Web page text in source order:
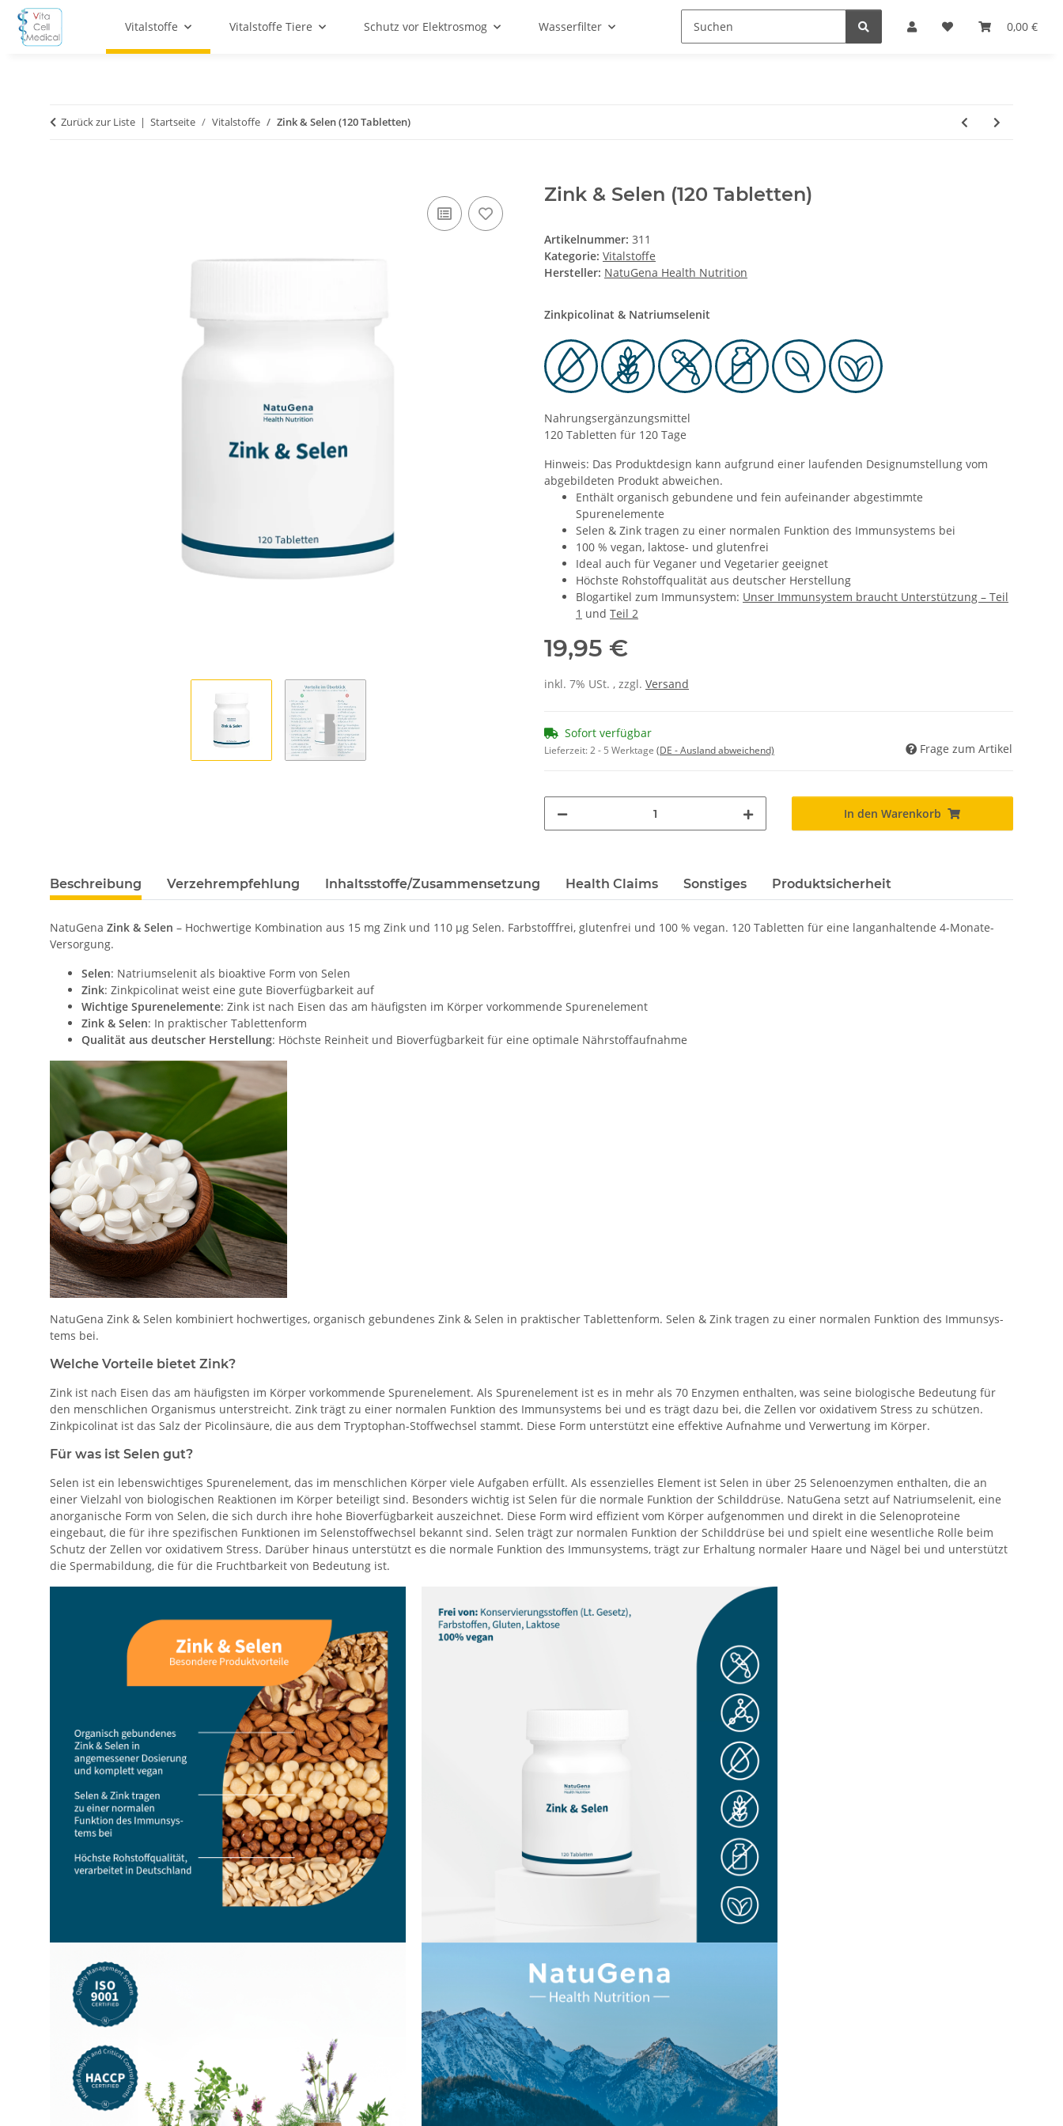
0,00 €
Vitalstoffe Vitalstoffe Tiere Schutz vor Elektrosmog Wasserfilter
Zurück zur Liste Startseite Vitalstoffe Zink & Selen (120 Tabletten)
Zink & Selen (120 Tabletten)
Artikelnummer: 311
Kategorie: Vitalstoffe
Hersteller: NatuGena Health Nutrition
Zinkpicolinat & Natriumselenit
Nahrungsergänzungsmittel
120 Tabletten für 120 Tage
Hinweis: Das Produktdesign kann aufgrund einer laufenden Designumstellung vom
abgebildeten Produkt abweichen.​
Enthält organisch gebundene und fein aufeinander abgestimmte
Spurenelemente
Selen & Zink tragen zu einer normalen Funktion des Immunsys­tems bei
100 % vegan, laktose- und glutenfrei
Ideal auch für Veganer und Vegetarier geeignet
Höchste Rohstoffqualität aus deutscher Herstellung
Blogartikel zum Immunsystem: Unser Immunsystem braucht Unterstützung – Teil
1 und Teil 2
19,95 €
inkl. 7% USt. , zzgl. Versand
Sofort verfügbar
Lieferzeit:2 - 5 Werktage (DE - Ausland abweichend) Frage zum Artikel
In den Warenkorb
Beschreibung Verzehrempfehlung Inhaltsstoffe/Zusammensetzung Health Claims Sonstiges Produktsicherheit
NatuGena Zink & Selen – Hochwertige Kombination aus 15 mg Zink und 110 µg Selen. Farbstofffrei, glutenfrei und 100 % vegan. 120 Tabletten für eine langanhaltende 4-Monate-
Versorgung.
Selen: Natriumselenit als bioaktive Form von Selen
Zink: Zinkpicolinat weist eine gute Bioverfügbarkeit auf
Wichtige Spurenelemente: Zink ist nach Eisen das am häufigsten im Körper vorkommende Spurenelement
Zink & Selen: In praktischer Tablettenform
Qualität aus deutscher Herstellung: Höchste Reinheit und Bioverfügbarkeit für eine optimale Nährstoffaufnahme
NatuGena Zink & Selen kombiniert hochwertiges, organisch gebundenes Zink & Selen in praktischer Tablettenform. Selen & Zink tragen zu einer normalen Funktion des Immunsys­
tems bei.
Welche Vorteile bietet Zink?
Zink ist nach Eisen das am häufigsten im Körper vorkommende Spurenelement. Als Spurenelement ist es in mehr als 70 Enzymen enthalten, was seine biologische Bedeutung für
den menschlichen Organismus unterstreicht. Zink trägt zu einer normalen Funktion des Immunsystems bei und es trägt dazu bei, die Zellen vor oxidativem Stress zu schützen.
Zinkpicolinat ist das Salz der Picolinsäure, die aus dem Tryptophan-Stoffwechsel stammt. Diese Form unterstützt eine effektive Aufnahme und Verwertung im Körper.
Für was ist Selen gut?
Selen ist ein lebenswichtiges Spurenelement, das im menschlichen Körper viele Aufgaben erfüllt. Als essenzielles Element ist Selen in über 25 Selenoenzymen enthalten, die an
einer Vielzahl von biologischen Reaktionen im Körper beteiligt sind. Besonders wichtig ist Selen für die normale Funktion der Schilddrüse. NatuGena setzt auf Natriumselenit, eine
anorganische Form von Selen, die sich durch ihre hohe Bioverfügbarkeit auszeichnet. Diese Form wird effizient vom Körper aufgenommen und direkt in die Selenoproteine
eingebaut, die für ihre spezifischen Funktionen im Selenstoffwechsel bekannt sind. Selen trägt zur normalen Funktion der Schilddrüse bei und spielt eine wesentliche Rolle beim
Schutz der Zellen vor oxidativem Stress. Darüber hinaus unterstützt es die normale Funktion des Immunsystems, trägt zur Erhaltung normaler Haare und Nägel bei und unterstützt
die Spermabildung, die für die Fruchtbarkeit von Bedeutung ist.